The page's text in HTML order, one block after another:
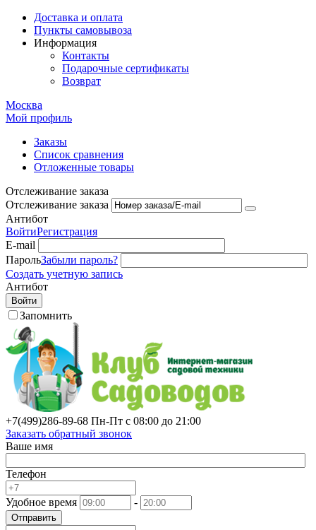
Доставка и оплата
Пункты самовывоза
Информация
Контакты
Подарочные сертификаты
Возврат
Москва
Мой профиль
Заказы
Список сравнения
Отложенные товары
Отслеживание заказа
Отслеживание заказа
Антибот
ВойтиРегистрация
E-mail
ПарольЗабыли пароль?
Создать учетную запись
Антибот
Войти
Запомнить
+7(499)286-89-68 Пн-Пт с 08:00 до 21:00
Заказать обратный звонок
Ваше имя
Телефон
Удобное время -
Отправить